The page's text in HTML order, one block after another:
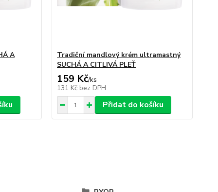
A
Tradiční mandlový krém ultramastný
SUCHÁ A CITLIVÁ PLEŤ
159 Kč/ks
131 Kč bez DPH
Přidat do košíku